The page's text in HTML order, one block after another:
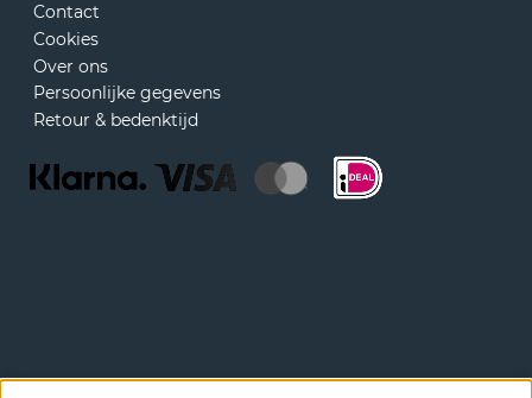
Contact
Cookies
Over ons
Persoonlijke gegevens
Retour & bedenktijd